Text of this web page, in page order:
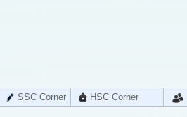
SSC Corner HSC Corner